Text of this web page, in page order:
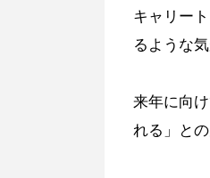
キャリー
るような気
来年に向
れる」と